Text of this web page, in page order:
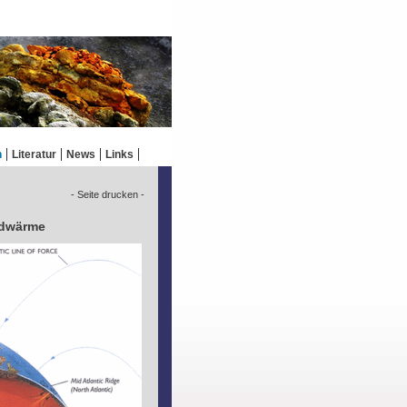
Literatur News Links
- Seite drucken -